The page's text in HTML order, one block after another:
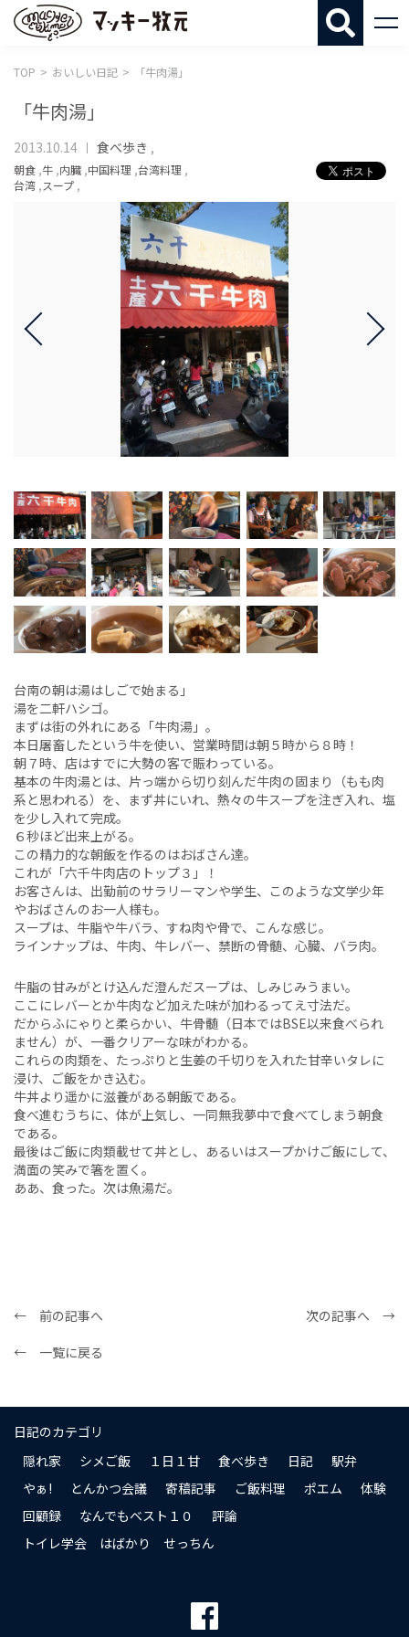
TOP おいしい日記 「牛肉湯」
「牛肉湯」
2013.10.14 食べ歩き ,
朝食 ,牛 ,内臓 ,中国料理 ,台湾料理 ,
台湾 ,スープ ,
台南の朝は湯はしごで始まる」
湯を二軒ハシゴ。
まずは街の外れにある「牛肉湯」。
本日屠畜したという牛を使い、営業時間は朝５時から８時！
朝７時、店はすでに大勢の客で賑わっている。
基本の牛肉湯とは、片っ端から切り刻んだ牛肉の固まり（もも肉
系と思われる）を、まず丼にいれ、熱々の牛スープを注ぎ入れ、塩
を少し入れて完成。
６秒ほど出来上がる。
この精力的な朝飯を作るのはおばさん達。
これが「六千牛肉店のトップ３」！
お客さんは、出勤前のサラリーマンや学生、このような文学少年
やおばさんのお一人様も。
スープは、牛脂や牛バラ、すね肉や骨で、こんな感じ。
ラインナップは、牛肉、牛レバー、禁断の骨髄、心臓、バラ肉。
牛脂の甘みがとけ込んだ澄んだスープは、しみじみうまい。
ここにレバーとか牛肉など加えた味が加わるってえ寸法だ。
だからふにゃりと柔らかい、牛骨髄（日本ではBSE以来食べられ
ません）が、一番クリアーな味がわかる。
これらの肉類を、たっぷりと生姜の千切りを入れた甘辛いタレに
浸け、ご飯をかき込む。
牛丼より遥かに滋養がある朝飯である。
食べ進むうちに、体が上気し、一同無我夢中で食べてしまう朝食
である。
最後はご飯に肉類載せて丼とし、あるいはスープかけご飯にして、
満面の笑みで箸を置く。
ああ、食った。次は魚湯だ。
← 前の記事へ
次の記事へ →
← 一覧に戻る
日記のカテゴリ
隠れ家
シメご飯 １日１甘 食べ歩き 日記
駅弁
やぁ!
とんかつ会議 寄稿記事 ご飯料理 ポエム
体験
回顧録
なんでもベスト１０
評論
トイレ学会 はばかり せっちん